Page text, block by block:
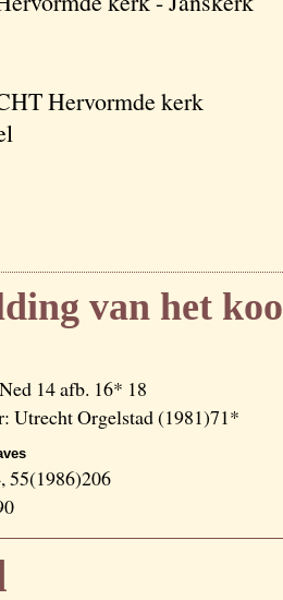
Hervormde kerk
van het
14 afb. 16* 18
Utrecht Orgelstad (1981)71*
55(1986)206